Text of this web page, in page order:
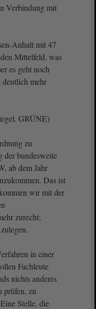
Verbindung mit
Anhalt mit 47
Mittelfeld, was
es geht noch
deutlich mehr
GRÜNE)
zu
der bundesweite
ab dem Jahr
Das ist
wir mit der
zurecht;
in einer
Fachleute
nichts anderes
prüfen, zu
Stelle, die